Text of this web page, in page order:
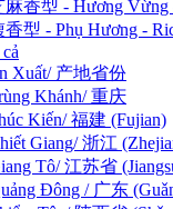
麻香型 - Hương Vừng
香型 - Phụ Hương -
Xuất/ 产地省份
Khánh/ 重庆
Kiến/ 福建 (Fujian)
Giang/ 浙江
Tô/ 江苏省
Đông / 广东